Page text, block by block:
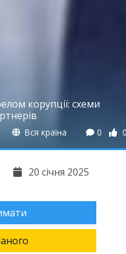
корупції: схеми
Вся країна 0
20 січня 2025